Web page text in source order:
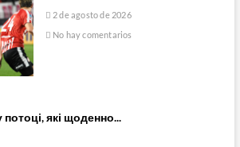
2 de agosto de 2026
No hay comentarios
які щоденно...